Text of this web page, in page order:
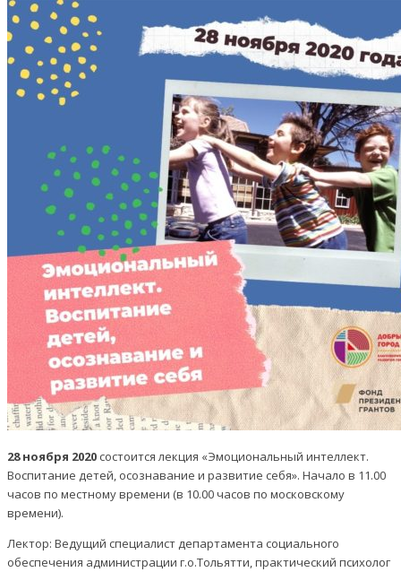
28 ноября 2020 состоится лекция «Эмоциональный интеллект.
Воспитание детей, осознавание и развитие себя». Начало в 11.00
часов по местному времени (в 10.00 часов по московскому
времени).
Лектор: Ведущий специалист департамента социального
обеспечения администрации г.о.Тольятти, практический психолог